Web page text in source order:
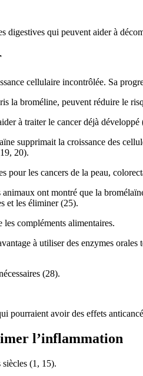
digestives qui peuvent aider à
cellulaire incontrôlée. Sa
la broméline, peuvent réduire le
à traiter le cancer déjà
supprimait la croissance des
20).
pour les cancers de la peau,
animaux ont montré que la
et les éliminer (25).
compléments alimentaires.
à utiliser des enzymes
(28).
pourraient avoir des effets
l’inflammation
siècles (1, 15).